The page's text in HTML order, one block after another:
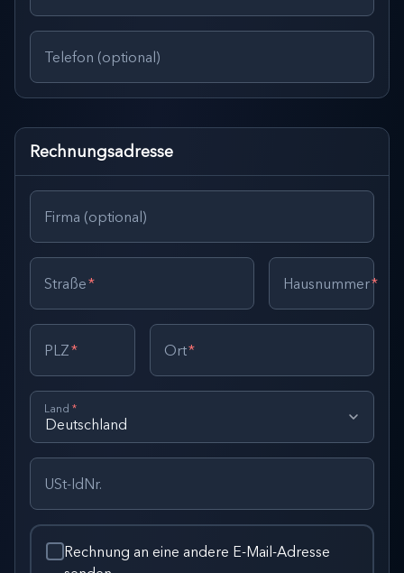
Telefon (optional)
Rechnungsadresse
Firma (optional)
Straße* Hausnummer*
PLZ* Ort*
Land *
USt-IdNr.
Rechnung an eine andere E-Mail-Adresse